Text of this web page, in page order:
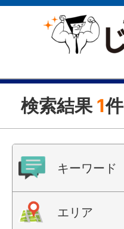
検索結果 1件
キーワード
エリア